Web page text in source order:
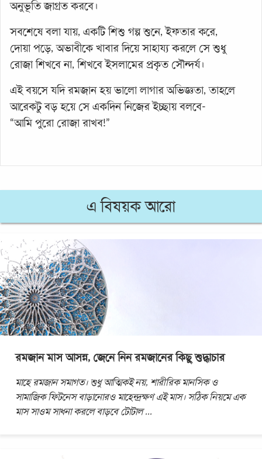
অনুভূতি জাগ্রত করবে।
সবশেষে বলা যায়, একটি শিশু গল্প শুনে, ইফতার করে,
দোয়া পড়ে, অভাবীকে খাবার দিয়ে সাহায্য করলে সে শুধু
রোজা শিখবে না, শিখবে ইসলামের প্রকৃত সৌন্দর্য।
এই বয়সে যদি রমজান হয় ভালো লাগার অভিজ্ঞতা, তাহলে
আরেকটু বড় হয়ে সে একদিন নিজের ইচ্ছায় বলবে-
“আমি পুরো রোজা রাখব!”
এ বিষয়ক আরো
রমজান মাস আসন্ন, জেনে নিন রমজানের কিছু শুদ্ধাচার
মাহে রমজান সমাগত। শুধু আত্মিকই নয়, শারীরিক মানসিক ও
সামাজিক ফিটনেস বাড়ানোরও মাহেন্দ্রক্ষণ এই মাস। সঠিক নিয়মে এক
মাস সাওম সাধনা করলে বাড়বে টোটাল...